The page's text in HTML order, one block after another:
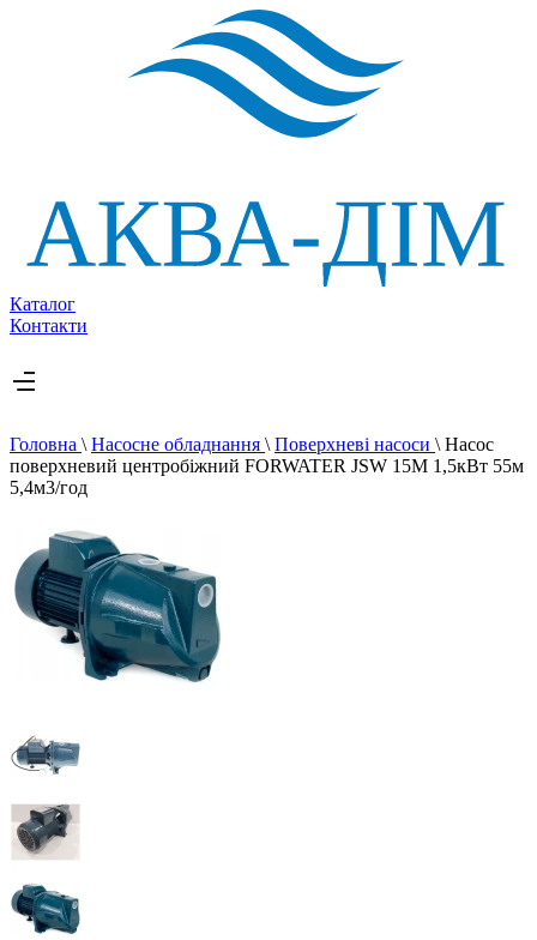
Каталог
Контакти
Головна \ Насосне обладнання \ Поверхневі насоси \ Насос
поверхневий центробіжний FORWATER JSW 15M 1,5кВт 55м
5,4м3/год